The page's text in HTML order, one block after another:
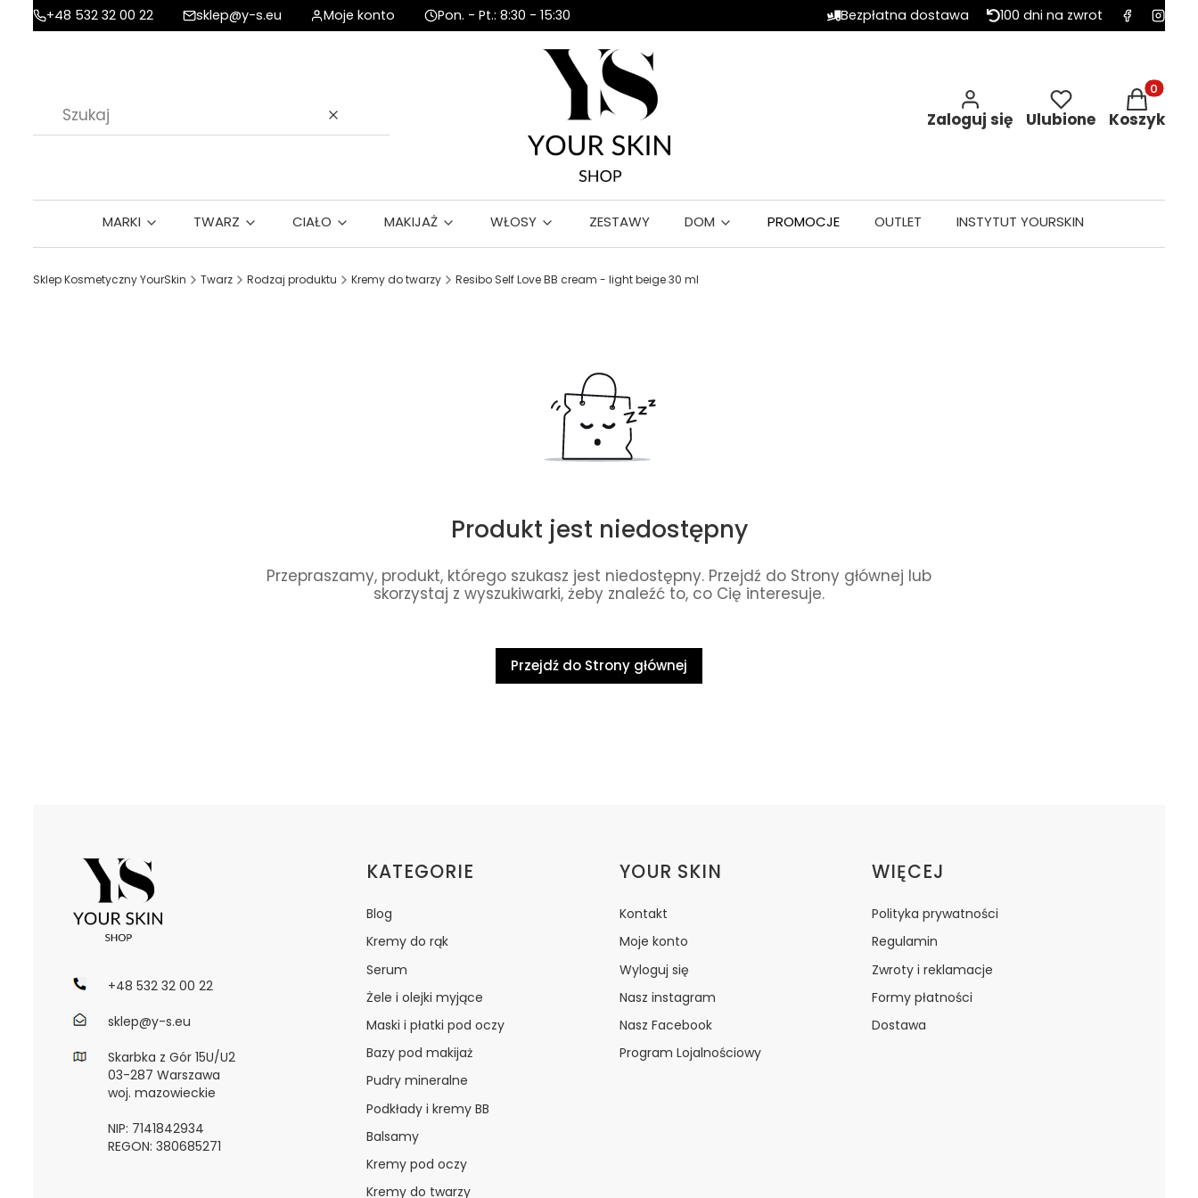
+48 532 32 00 22 sklep@y-s.eu Moje konto Pon. - Pt.: 8:30 - 15:30 Bezpłatna dostawa 100 dni na zwrot
Wyczyść Zaloguj się Ulubione
Produkty
Koszyk
MARKI TWARZ CIAŁO MAKIJAŻ WŁOSY ZESTAWY DOM PROMOCJE OUTLET INSTYTUT YOURSKIN
Sklep Kosmetyczny YourSkin Twarz Rodzaj produktu Kremy do twarzy Resibo Self Love BB cream - light beige 30 ml
Produkt jest niedostępny
Przepraszamy, produkt, którego szukasz jest niedostępny. Przejdź do Strony głównej lub
skorzystaj z wyszukiwarki, żeby znaleźć to, co Cię interesuje.
Przejdź do Strony głównej
+48 532 32 00 22
sklep@y-s.eu
Skarbka z Gór 15U/U2
03-287 Warszawa
woj. mazowieckie
NIP: 7141842934
REGON: 380685271
Linki w stopce
KATEGORIE
Blog
Kremy do rąk
Serum
Żele i olejki myjące
Maski i płatki pod oczy
Bazy pod makijaż
Pudry mineralne
Podkłady i kremy BB
Balsamy
Kremy pod oczy
Kremy do twarzy
YOUR SKIN
Kontakt
Moje konto
Wyloguj się
Nasz instagram
Nasz Facebook
Program Lojalnościowy
WIĘCEJ
Polityka prywatności
Regulamin
Zwroty i reklamacje
Formy płatności
Dostawa